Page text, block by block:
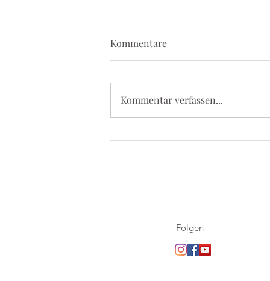
Kommentare
Kommentar verfassen...
Folgen